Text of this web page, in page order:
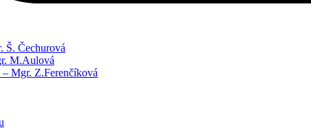
Š. Čechurová
M.Aulová
Mgr. Z.Ferenčíková